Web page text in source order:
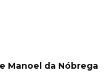
Manoel da Nóbrega